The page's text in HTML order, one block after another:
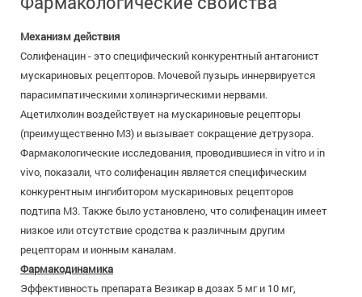
Механизм действия
Солифенацин - это специфический конкурентный антагонист
мускариновых рецепторов. Мочевой пузырь иннервируется
парасимпатическими холинэргическими нервами.
Ацетилхолин воздействует на мускариновые рецепторы
(преимущественно М3) и вызывает сокращение детрузора.
Фармакологические исследования, проводившиеся in vitro и in
vivo, показали, что солифенацин является специфическим
конкурентным ингибитором мускариновых рецепторов
подтипа М3. Также было установлено, что солифенацин имеет
низкое или отсутствие сродства к различным другим
рецепторам и ионным каналам.
Фармакодинамика
Эффективность препарата Везикар в дозах 5 мг и 10 мг,